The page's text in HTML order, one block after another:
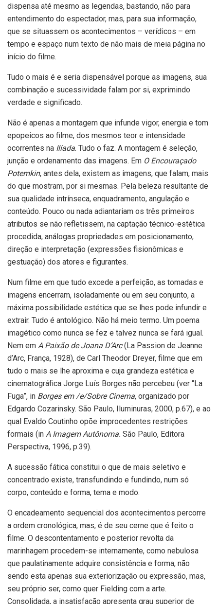
dispensa até mesmo as legendas, bastando, não para
entendimento do espectador, mas, para sua informação,
que se situassem os acontecimentos – verídicos – em
tempo e espaço num texto de não mais de meia página no
início do filme.
Tudo o mais é e seria dispensável porque as imagens, sua
combinação e sucessividade falam por si, exprimindo
verdade e significado.
Não é apenas a montagem que infunde vigor, energia e tom
epopeicos ao filme, dos mesmos teor e intensidade
ocorrentes na Ilíada. Tudo o faz. A montagem é seleção,
junção e ordenamento das imagens. Em O Encouraçado
Potemkin, antes dela, existem as imagens, que falam, mais
do que mostram, por si mesmas. Pela beleza resultante de
sua qualidade intrínseca, enquadramento, angulação e
conteúdo. Pouco ou nada adiantariam os três primeiros
atributos se não refletissem, na captação técnico-estética
procedida, análogas propriedades em posicionamento,
direção e interpretação (expressões fisionômicas e
gestuação) dos atores e figurantes.
Num filme em que tudo excede a perfeição, as tomadas e
imagens encerram, isoladamente ou em seu conjunto, a
máxima possibilidade estética que se lhes pode infundir e
extrair. Tudo é antológico. Não há meio termo. Um poema
imagético como nunca se fez e talvez nunca se fará igual.
Nem em A Paixão de Joana D’Arc(La Passion de Jeanne
d’Arc, França, 1928), de Carl Theodor Dreyer, filme que em
tudo o mais se lhe aproxima e cuja grandeza estética e
cinematográfica Jorge Luís Borges não percebeu (ver “La
Fuga”, in Borges em /e/Sobre Cinema, organizado por
Edgardo Cozarinsky. São Paulo, Iluminuras, 2000, p.67), e ao
qual Evaldo Coutinho opõe improcedentes restrições
formais (in A Imagem Autônoma. São Paulo, Editora
Perspectiva, 1996, p.39).
A sucessão fática constitui o que de mais seletivo e
concentrado existe, transfundindo e fundindo, num só
corpo, conteúdo e forma, tema e modo.
O encadeamento sequencial dos acontecimentos percorre
a ordem cronológica, mas, é de seu cerne que é feito o
filme. O descontentamento e posterior revolta da
marinhagem procedem-se internamente, como nebulosa
que paulatinamente adquire consistência e forma, não
sendo esta apenas sua exteriorização ou expressão, mas,
seu próprio ser, como quer Fielding com a arte.
Consolidada, a insatisfação apresenta grau superior de